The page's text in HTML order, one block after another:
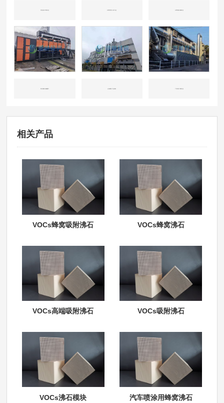
相关产品
VOCs蜂窝吸附沸石 VOCs蜂窝沸石
VOCs高端吸附沸石 VOCs吸附沸石
VOCs沸石模块 汽车喷涂用蜂窝沸石